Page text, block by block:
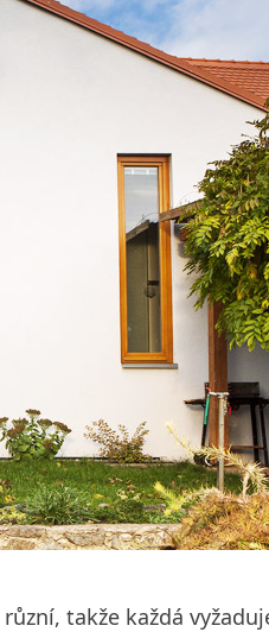
takže každá